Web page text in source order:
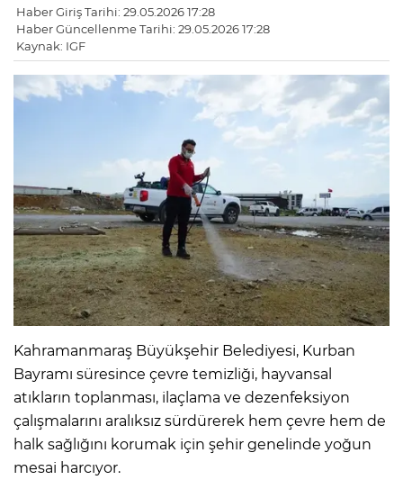
Haber Giriş Tarihi: 29.05.2026 17:28
Haber Güncellenme Tarihi: 29.05.2026 17:28
Kaynak: IGF
Kahramanmaraş Büyükşehir Belediyesi, Kurban
Bayramı süresince çevre temizliği, hayvansal
atıkların toplanması, ilaçlama ve dezenfeksiyon
çalışmalarını aralıksız sürdürerek hem çevre hem de
halk sağlığını korumak için şehir genelinde yoğun
mesai harcıyor.